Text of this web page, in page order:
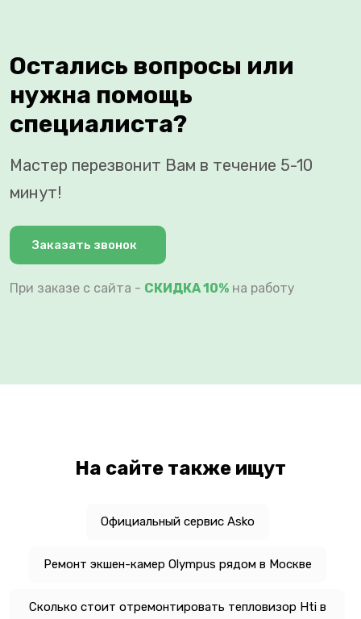
Остались вопросы или
нужна помощь
специалиста?
Мастер перезвонит Вам в течение 5-10
минут!
Заказать звонок
При заказе с сайта - СКИДКА 10% на работу
На сайте также ищут
Официальный сервис Asko
Ремонт экшен-камер Olympus рядом в Москве
Сколько стоит отремонтировать тепловизор Hti в